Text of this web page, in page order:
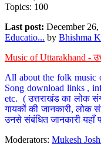
Topics: 100
Last post: December
Educatio... by Bhishma
Music of Uttarakhand -
All about the folk music
Song download links ,
etc. ( उत्तराखंड का लोक
गायकों की जानकारी, लोक
उनसे संबंधित जानकारी
Moderators: Mukesh